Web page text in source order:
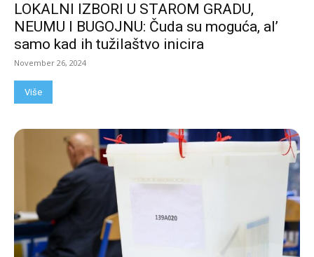
LOKALNI IZBORI U STAROM GRADU,
NEUMU I BUGOJNU: Čuda su moguća, al’
samo kad ih tužilaštvo inicira
November 26, 2024
Više